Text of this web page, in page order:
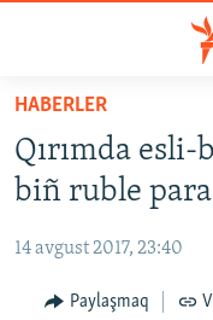
Esas
qaytmaq
Baş
qaytmaq
qaytmaq
HABERLER
SİYASET
CEMİYET
MEDENİYET
HABERLER
Qırımda esli-
biñ ruble
14 avgust 2017, 23:40
Paylaşmaq